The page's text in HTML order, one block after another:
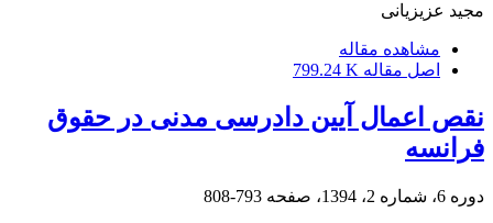
مجید عزیزیانی
مشاهده مقاله
اصل مقاله 799.24 K
نقص اعمال آیین دادرسی مدنی در حقوق
فرانسه
دوره 6، شماره 2، 1394، صفحه 793-808